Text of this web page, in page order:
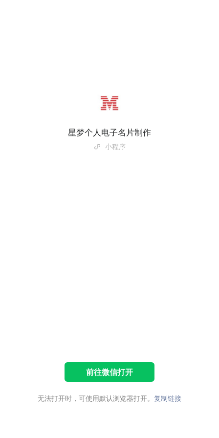
星梦个人电子名片制作
小程序
前往微信打开
无法打开时，可使用默认浏览器打开。 复制链接